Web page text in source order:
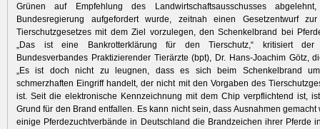
Grünen auf Empfehlung des Landwirtschaftsausschusses
Bundesregierung aufgefordert wurde, zeitnah einen Gesetzentwurf
Tierschutzgesetzes mit dem Ziel vorzulegen, den Schenkelbrand bei
„Das ist eine Bankrotterklärung für den Tierschutz,“ kritisiert der
Bundesverbandes Praktizierender Tierärzte (bpt), Dr. Hans-Joachim Götz,
„Es ist doch nicht zu leugnen, dass es sich beim Schenkelbrand
schmerzhaften Eingriff handelt, der nicht mit den Vorgaben des
ist. Seit die elektronische Kennzeichnung mit dem Chip verpflichtend ist,
Grund für den Brand entfallen. Es kann nicht sein, dass Ausnahmen
einige Pferdezuchtverbände in Deutschland die Brandzeichen ihrer Pferde